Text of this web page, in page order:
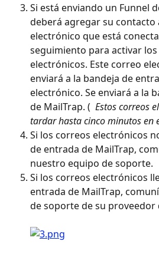
Si está enviando un Funnel
deberá agregar su contacto
electrónico que está
seguimiento para activar
electrónicos. Este correo
enviará a la bandeja de
electrónico. Se enviará a la
de MailTrap. ( Estos correos
tardar hasta cinco minutos en
Si los correos electrónicos
de entrada de MailTrap,
nuestro equipo de soporte.
Si los correos electrónicos
entrada de MailTrap,
de soporte de su proveedor